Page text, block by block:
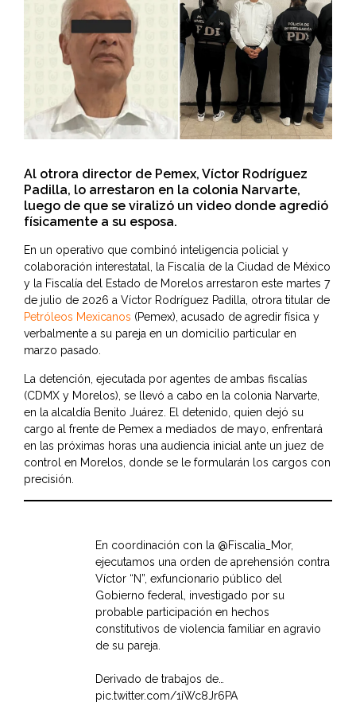
Al otrora director de Pemex, Víctor Rodríguez
Padilla, lo arrestaron en la colonia Narvarte,
luego de que se viralizó un video donde agredió
físicamente a su esposa.
En un operativo que combinó inteligencia policial y
colaboración interestatal, la Fiscalía de la Ciudad de México
y la Fiscalía del Estado de Morelos arrestaron este martes 7
de julio de 2026 a Víctor Rodríguez Padilla, otrora titular de
Petróleos Mexicanos (Pemex), acusado de agredir física y
verbalmente a su pareja en un domicilio particular en
marzo pasado.
La detención, ejecutada por agentes de ambas fiscalías
(CDMX y Morelos), se llevó a cabo en la colonia Narvarte,
en la alcaldía Benito Juárez. El detenido, quien dejó su
cargo al frente de Pemex a mediados de mayo, enfrentará
en las próximas horas una audiencia inicial ante un juez de
control en Morelos, donde se le formularán los cargos con
precisión.
En coordinación con la @Fiscalia_Mor,
ejecutamos una orden de aprehensión contra
Víctor “N”, exfuncionario público del
Gobierno federal, investigado por su
probable participación en hechos
constitutivos de violencia familiar en agravio
de su pareja.
Derivado de trabajos de…
pic.twitter.com/1iWc8Jr6PA